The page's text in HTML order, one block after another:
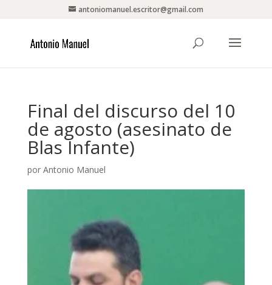
antoniomanuel.escritor@gmail.com
Final del discurso del 10
de agosto (asesinato de
Blas Infante)
por Antonio Manuel